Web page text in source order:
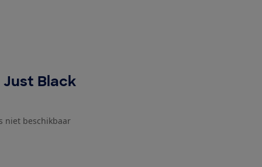
Just Black
niet beschikbaar